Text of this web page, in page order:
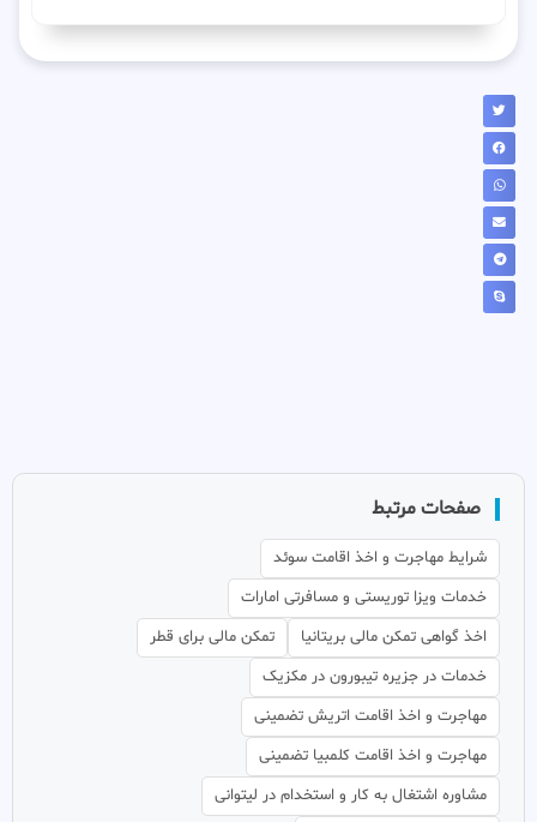
صفحات مرتبط
شرایط مهاجرت و اخذ اقامت سوئد
خدمات ویزا توریستی و مسافرتی امارات
اخذ گواهی تمکن مالی بریتانیا
تمکن مالی برای قطر
خدمات در جزیره تیبورون در مکزیک
مهاجرت و اخذ اقامت اتریش تضمینی
مهاجرت و اخذ اقامت کلمبیا تضمینی
مشاوره اشتغال به کار و استخدام در لیتوانی